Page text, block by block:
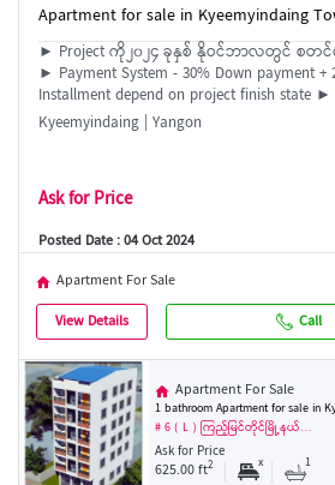
Apartment for sale in Kyeemyindaing
► Project ကို၂၀၂၄ ခုနှစ် နိုဝင်ဘာလတွင် စတ
► Payment System - 30% Down payment
Installment depend on project finish
Kyeemyindaing | Yangon
Ask for Price
Posted Date : 04 Oct 2024
Apartment For Sale
View Details
Call
Apartment For Sale
1 bathroom Apartment for sale in
# 6 ( L ) ကြည့်မြင်တိုင်မြို့နယ်…
Ask for Price
625.00 ft2 x 1